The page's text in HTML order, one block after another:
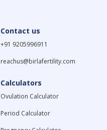
Contact us
+91 9205996911
reachus@birlafertility.com
Calculators
Ovulation Calculator
Period Calculator